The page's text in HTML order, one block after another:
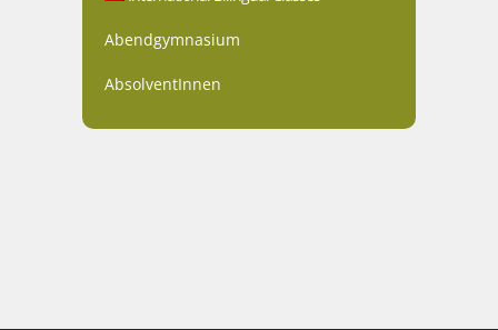
Abendgymnasium
AbsolventInnen